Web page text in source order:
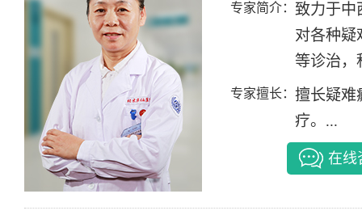
专家简介： 致力于中
对各种疑
等诊治，
专家擅长： 擅长疑难
疗。...
在线